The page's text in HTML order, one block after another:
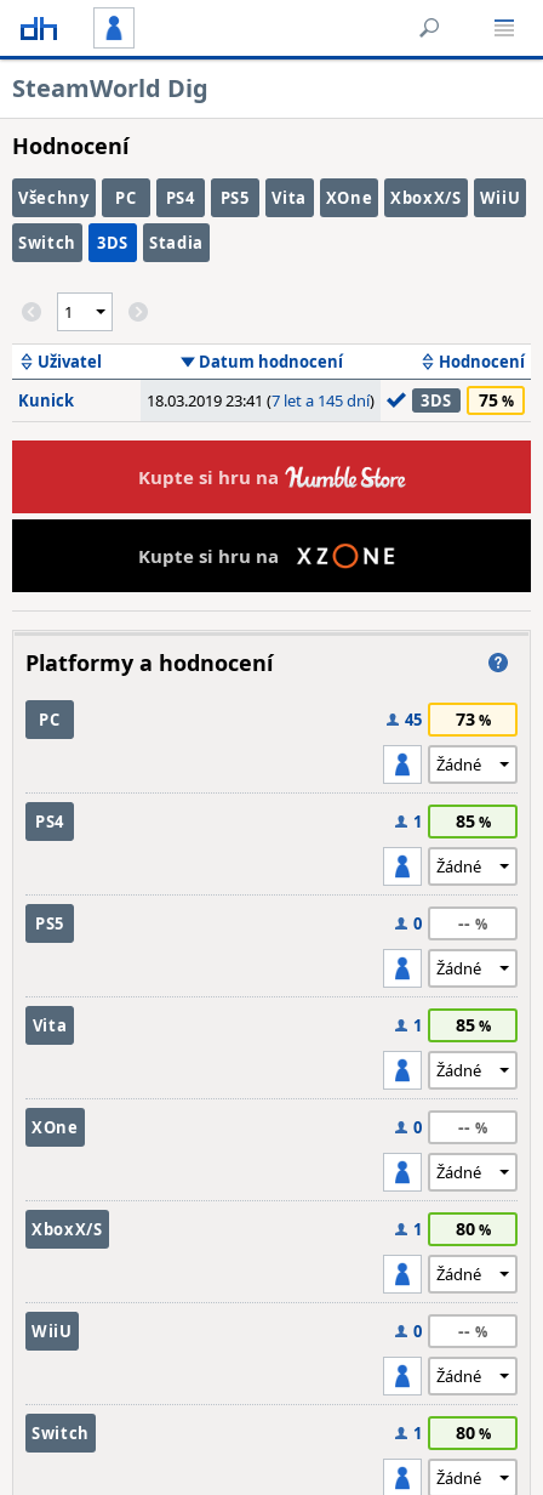
SteamWorld Dig
Hodnocení
Všechny PC PS4 PS5 Vita XOne XboxX/S WiiU
Switch 3DS Stadia
Uživatel Datum hodnocení
Hodnocení
Kunick
18.03.2019 23:41 (7 let a 145 dní) 3DS 75
Kupte si hru na
Kupte si hru na
Platformy a hodnocení
PC 45 73
PS4 1 85
PS5 0 --
Vita 1 85
XOne 0 --
XboxX/S 1 80
WiiU 0 --
Switch 1 80